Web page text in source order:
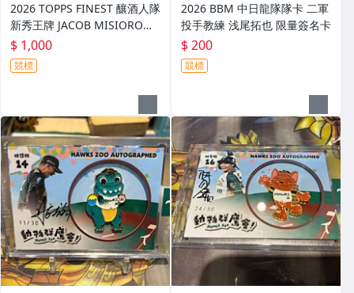
2026 TOPPS FINEST 釀酒人隊
新秀王牌 JACOB MISIOROWS
KI 普卡SP.SSP一起賣
$ 1,000
競標
2026 BBM 中日龍隊隊卡 二軍
投手教練 浅尾拓也 限量簽名卡
$ 200
競標